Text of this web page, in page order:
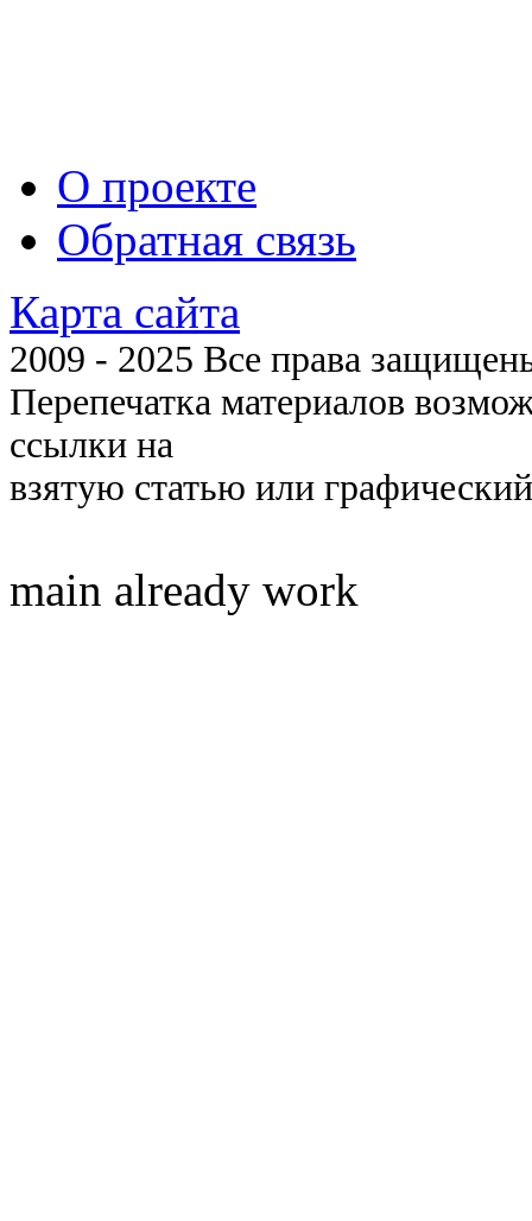
О проекте
Обратная связь
Карта сайта
2009 - 2025 Все права
Перепечатка материалов
ссылки на
взятую статью или
main already work